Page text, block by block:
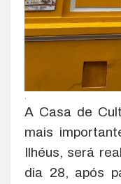
A Casa de
mais
Ilhéus, será
dia 28, após